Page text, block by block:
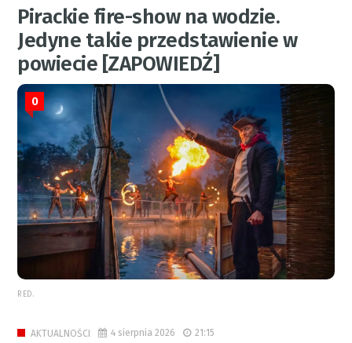
Pirackie fire-show na wodzie.
Jedyne takie przedstawienie w
powiecie [ZAPOWIEDŹ]
0
RED.
AKTUALNOŚCI 4 sierpnia 2026 21:15